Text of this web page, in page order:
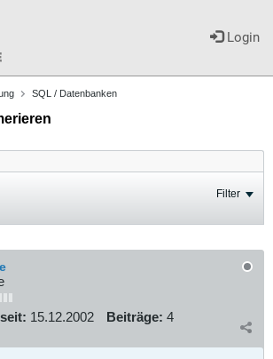
Login
SQL / Datenbanken
Filter
15.12.2002 Beiträge: 4